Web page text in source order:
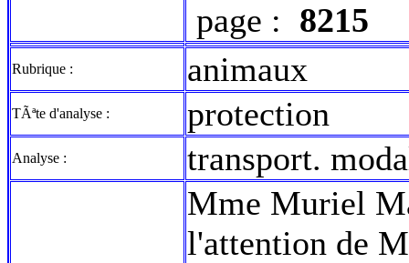
page : 8215
Rubrique : animaux
TÃªte d'analyse : protection
Analyse : transport.
Mme Muriel
l'attention de